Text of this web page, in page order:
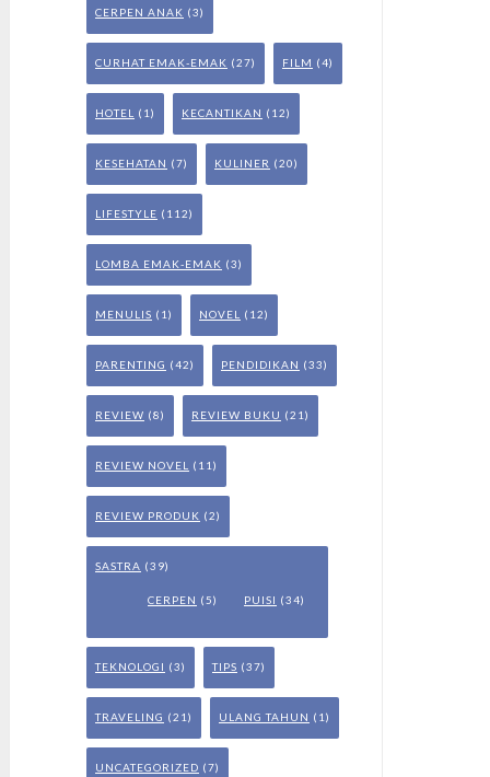
CERPEN ANAK (3)
CURHAT EMAK-EMAK (27) FILM (4)
HOTEL (1) KECANTIKAN (12)
KESEHATAN (7) KULINER (20)
LIFESTYLE (112)
LOMBA EMAK-EMAK (3)
MENULIS (1) NOVEL (12)
PARENTING (42) PENDIDIKAN (33)
REVIEW (8) REVIEW BUKU (21)
REVIEW NOVEL (11)
REVIEW PRODUK (2)
SASTRA (39)
CERPEN (5) PUISI (34)
TEKNOLOGI (3) TIPS (37)
TRAVELING (21) ULANG TAHUN (1)
UNCATEGORIZED (7)